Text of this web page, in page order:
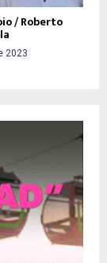
/ Roberto
2023